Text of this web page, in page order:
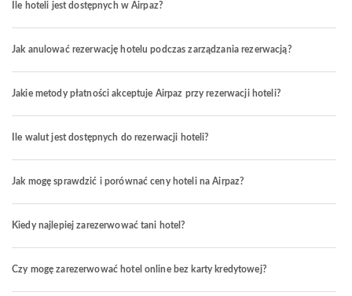
Ile hoteli jest dostępnych w Airpaz?
Jak anulować rezerwację hotelu podczas zarządzania rezerwacją?
Jakie metody płatności akceptuje Airpaz przy rezerwacji hoteli?
Ile walut jest dostępnych do rezerwacji hoteli?
Jak mogę sprawdzić i porównać ceny hoteli na Airpaz?
Kiedy najlepiej zarezerwować tani hotel?
Czy mogę zarezerwować hotel online bez karty kredytowej?